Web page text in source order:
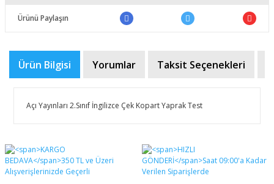
Ürünü Paylaşın
Ürün Bilgisi Yorumlar Taksit Seçenekleri
Açı Yayınları 2.Sınıf İngilizce Çek Kopart Yaprak Test
Bu ürüne ilk yorumu siz yapın!
Bu ürünün fiyat bilgisi, resim, ürün açıklamalarında ve
diğer konularda yetersiz gördüğünüz noktaları öneri
formunu kullanarak tarafımıza iletebilirsiniz.
Görüş ve önerileriniz için teşekkür ederiz.